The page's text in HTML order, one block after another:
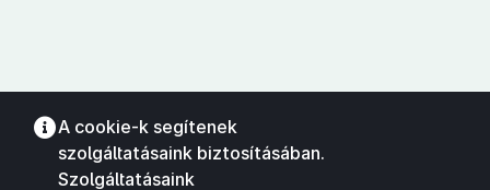
A cookie-k segítenek
szolgáltatásaink biztosításában.
Szolgáltatásaink